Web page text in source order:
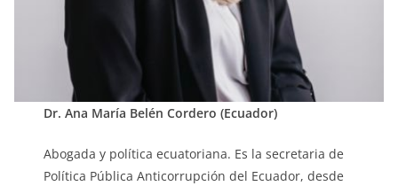
Dr. Ana María Belén Cordero (Ecuador)
Abogada y política ecuatoriana. Es la secretaria de
Política Pública Anticorrupción del Ecuador, desde